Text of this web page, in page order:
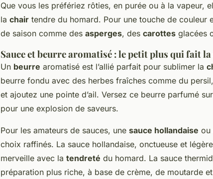
Que vous les préfériez rôties, en purée ou à la vapeur,
la chair tendre du homard. Pour une touche de couleur
de saison comme des asperges, des carottes glacées
Sauce et beurre aromatisé : le petit plus qui fait
Un beurre aromatisé est l’allié parfait pour sublimer la
beurre fondu avec des herbes fraîches comme du
et ajoutez une pointe d’ail. Versez ce beurre parfumé
pour une explosion de saveurs.
Pour les amateurs de sauces, une sauce hollandaise ou
choix raffinés. La sauce hollandaise, onctueuse et
merveille avec la tendreté du homard. La sauce
préparation plus riche, à base de crème, de moutarde